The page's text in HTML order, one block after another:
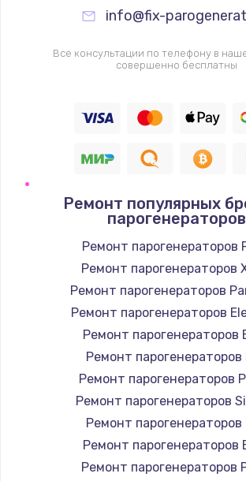
info@fix-
Все консультации по телефону в
совершенно бесплатны
Ремонт популярных
парогенераторов
Ремонт парогенераторов
Ремонт парогенераторов
Ремонт парогенераторов
Ремонт парогенераторов
Ремонт парогенераторов
Ремонт парогенераторов
Ремонт парогенераторов
Ремонт парогенераторов
Ремонт парогенераторов
Ремонт парогенераторов
Ремонт парогенераторов